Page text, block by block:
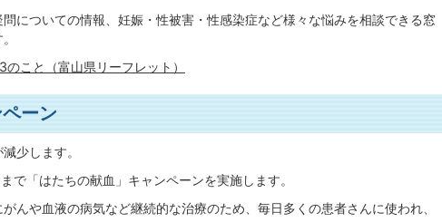
についての情報、妊娠・性被害・性感染症など様々な悩みを相談できる窓
こと（富山県リーフレット）
ーン
少します。
で「はたちの献血」キャンペーンを実施します。
んや血液の病気など継続的な治療のため、毎日多くの患者さんに使われ、